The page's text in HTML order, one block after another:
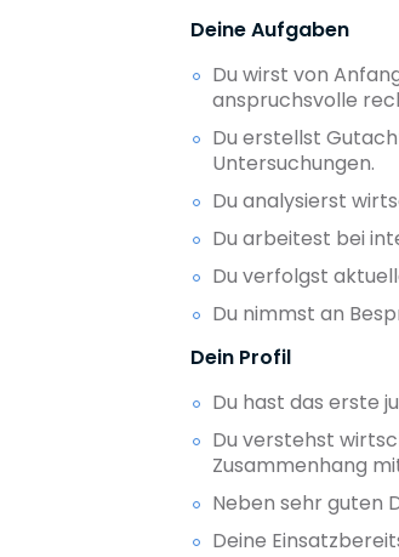
Deine Aufgaben
Du wirst von
anspruchsvolle
Du erstellst
Untersuchungen.
Du analysierst
Du arbeitest bei
Du verfolgst
Du nimmst an
Dein Profil
Du hast das erste
Du verstehst
Zusammenhang
Neben sehr guten
Deine